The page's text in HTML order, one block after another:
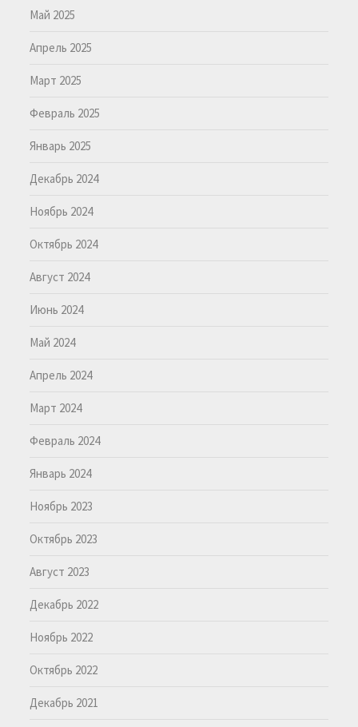
Май 2025
Апрель 2025
Март 2025
Февраль 2025
Январь 2025
Декабрь 2024
Ноябрь 2024
Октябрь 2024
Август 2024
Июнь 2024
Май 2024
Апрель 2024
Март 2024
Февраль 2024
Январь 2024
Ноябрь 2023
Октябрь 2023
Август 2023
Декабрь 2022
Ноябрь 2022
Октябрь 2022
Декабрь 2021